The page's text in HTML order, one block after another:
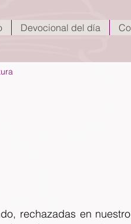
Devocional del día
rechazadas en